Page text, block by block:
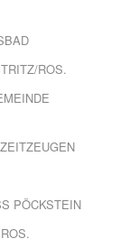
ROS.
PÖCKSTEIN